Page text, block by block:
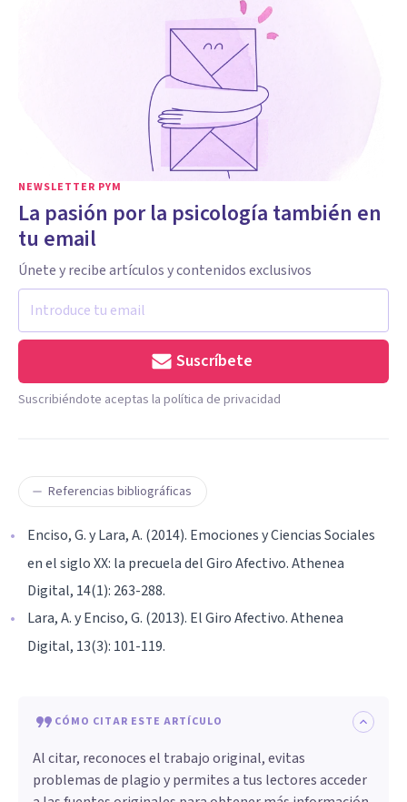
NEWSLETTER PYM
La pasión por la psicología también en
tu email
Únete y recibe artículos y contenidos exclusivos
Suscríbete
Suscribiéndote aceptas la política de privacidad
Referencias bibliográficas
Enciso, G. y Lara, A. (2014). Emociones y Ciencias Sociales
en el siglo XX: la precuela del Giro Afectivo. Athenea
Digital, 14(1): 263-288.
Lara, A. y Enciso, G. (2013). El Giro Afectivo. Athenea
Digital, 13(3): 101-119.
CÓMO CITAR ESTE ARTÍCULO
Al citar, reconoces el trabajo original, evitas
problemas de plagio y permites a tus lectores acceder